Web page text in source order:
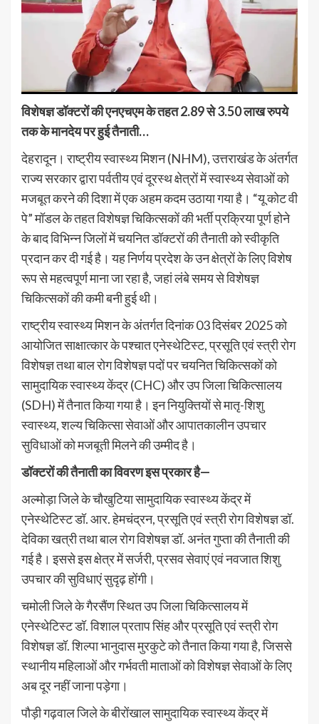
विशेषज्ञ डॉक्टरों की एनएचएम के तहत 2.89 से 3.50 लाख रुपये
तक के मानदेय पर हुई तैनाती…
देहरादून। राष्ट्रीय स्वास्थ्य मिशन (NHM), उत्तराखंड के अंतर्गत
राज्य सरकार द्वारा पर्वतीय एवं दूरस्थ क्षेत्रों में स्वास्थ्य सेवाओं को
मजबूत करने की दिशा में एक अहम कदम उठाया गया है। “यू कोट वी
पे” मॉडल के तहत विशेषज्ञ चिकित्सकों की भर्ती प्रक्रिया पूर्ण होने
के बाद विभिन्न जिलों में चयनित डॉक्टरों की तैनाती को स्वीकृति
प्रदान कर दी गई है। यह निर्णय प्रदेश के उन क्षेत्रों के लिए विशेष
रूप से महत्वपूर्ण माना जा रहा है, जहां लंबे समय से विशेषज्ञ
चिकित्सकों की कमी बनी हुई थी।
राष्ट्रीय स्वास्थ्य मिशन के अंतर्गत दिनांक 03 दिसंबर 2025 को
आयोजित साक्षात्कार के पश्चात एनेस्थेटिस्ट, प्रसूति एवं स्त्री रोग
विशेषज्ञ तथा बाल रोग विशेषज्ञ पदों पर चयनित चिकित्सकों को
सामुदायिक स्वास्थ्य केंद्र (CHC) और उप जिला चिकित्सालय
(SDH) में तैनात किया गया है। इन नियुक्तियों से मातृ-शिशु
स्वास्थ्य, शल्य चिकित्सा सेवाओं और आपातकालीन उपचार
सुविधाओं को मजबूती मिलने की उम्मीद है।
डॉक्टरों की तैनाती का विवरण इस प्रकार है—
अल्मोड़ा जिले के चौखुटिया सामुदायिक स्वास्थ्य केंद्र में
एनेस्थेटिस्ट डॉ. आर. हेमचंद्रन, प्रसूति एवं स्त्री रोग विशेषज्ञ डॉ.
देविका खत्री तथा बाल रोग विशेषज्ञ डॉ. अनंत गुप्ता की तैनाती की
गई है। इससे इस क्षेत्र में सर्जरी, प्रसव सेवाएं एवं नवजात शिशु
उपचार की सुविधाएं सुदृढ़ होंगी।
चमोली जिले के गैरसैंण स्थित उप जिला चिकित्सालय में
एनेस्थेटिस्ट डॉ. विशाल प्रताप सिंह और प्रसूति एवं स्त्री रोग
विशेषज्ञ डॉ. शिल्पा भानुदास मुरकुटे को तैनात किया गया है, जिससे
स्थानीय महिलाओं और गर्भवती माताओं को विशेषज्ञ सेवाओं के लिए
अब दूर नहीं जाना पड़ेगा।
पौड़ी गढ़वाल जिले के बीरोंखाल सामुदायिक स्वास्थ्य केंद्र में